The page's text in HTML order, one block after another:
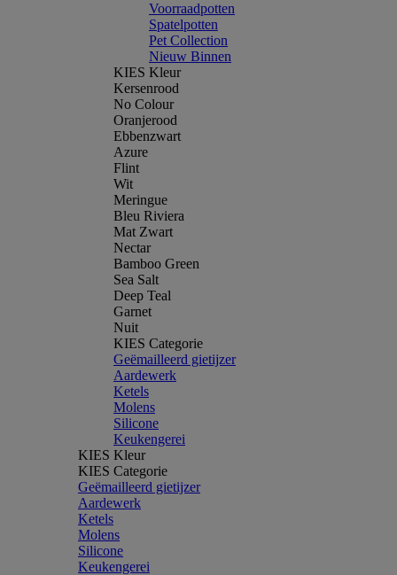
Voorraadpotten
Spatelpotten
Pet Collection
Nieuw Binnen
KIES Kleur
Kersenrood
No Colour
Oranjerood
Ebbenzwart
Azure
Flint
Wit
Meringue
Bleu Riviera
Mat Zwart
Nectar
Bamboo Green
Sea Salt
Deep Teal
Garnet
Nuit
KIES Categorie
Geëmailleerd gietijzer
Aardewerk
Ketels
Molens
Silicone
Keukengerei
KIES Kleur
KIES Categorie
Geëmailleerd gietijzer
Aardewerk
Ketels
Molens
Silicone
Keukengerei